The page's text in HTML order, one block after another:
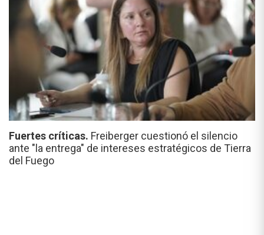
Fuertes críticas. Freiberger cuestionó el silencio
ante "la entrega" de intereses estratégicos de Tierra
del Fuego